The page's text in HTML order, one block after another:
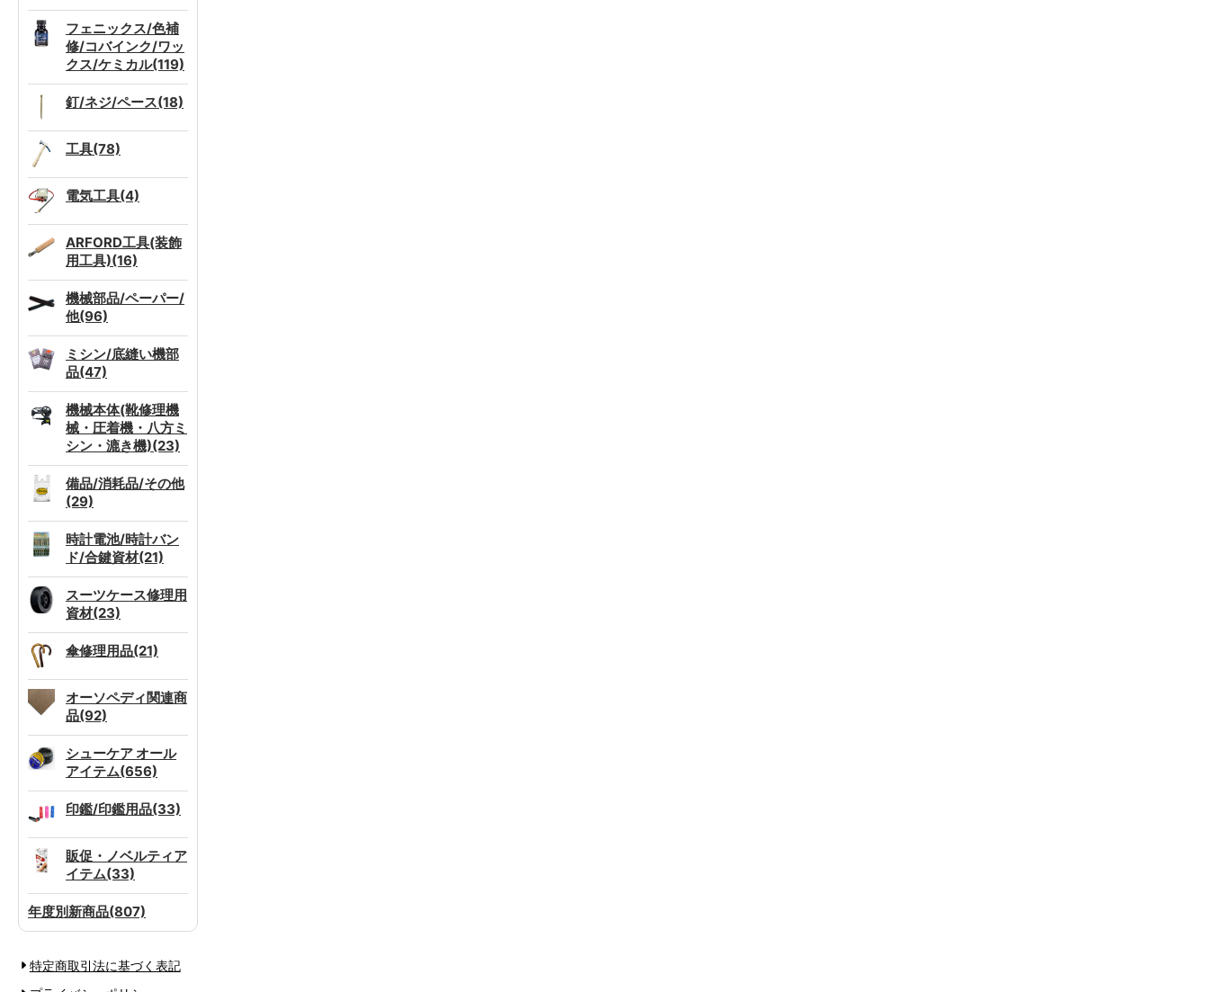
フェニックス/色補
修/コバインク/ワッ
クス/ケミカル(119)
釘/ネジ/ペース(18)
工具(78)
電気工具(4)
ARFORD工具(装飾
用工具)(16)
機械部品/ペーパー/
他(96)
ミシン/底縫い機部
品(47)
機械本体(靴修理機
械・圧着機・八方ミ
シン・漉き機)(23)
備品/消耗品/その他
(29)
時計電池/時計バン
ド/合鍵資材(21)
スーツケース修理用
資材(23)
傘修理用品(21)
オーソペディ関連商
品(92)
シューケア オール
アイテム(656)
印鑑/印鑑用品(33)
販促・ノベルティア
イテム(33)
年度別新商品(807)
特定商取引法に基づく表記